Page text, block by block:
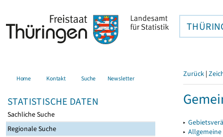
Home Kontakt Suche Newsletter
STATISTISCHE DATEN
Sachliche Suche
Regionale Suche
Zurück |
▸
▸